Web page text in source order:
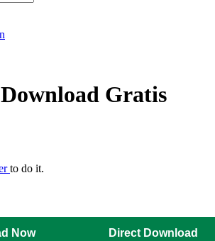
Gratis
to do it.
Now Direct Download